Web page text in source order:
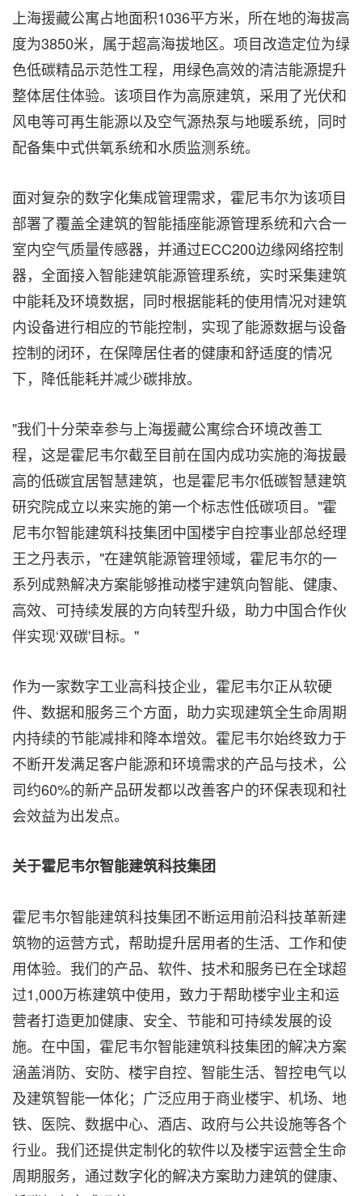
上海援藏公寓占地面积1036平方米，所在地的海拔高
度为3850米，属于超高海拔地区。项目改造定位为绿
色低碳精品示范性工程，用绿色高效的清洁能源提升
整体居住体验。该项目作为高原建筑，采用了光伏和
风电等可再生能源以及空气源热泵与地暖系统，同时
配备集中式供氧系统和水质监测系统。
面对复杂的数字化集成管理需求，霍尼韦尔为该项目
部署了覆盖全建筑的智能插座能源管理系统和六合一
室内空气质量传感器，并通过ECC200边缘网络控制
器，全面接入智能建筑能源管理系统，实时采集建筑
中能耗及环境数据，同时根据能耗的使用情况对建筑
内设备进行相应的节能控制，实现了能源数据与设备
控制的闭环，在保障居住者的健康和舒适度的情况
下，降低能耗并减少碳排放。
"我们十分荣幸参与上海援藏公寓综合环境改善工
程，这是霍尼韦尔截至目前在国内成功实施的海拔最
高的低碳宜居智慧建筑，也是霍尼韦尔低碳智慧建筑
研究院成立以来实施的第一个标志性低碳项目。"霍
尼韦尔智能建筑科技集团中国楼宇自控事业部总经理
王之丹表示，"在建筑能源管理领域，霍尼韦尔的一
系列成熟解决方案能够推动楼宇建筑向智能、健康、
高效、可持续发展的方向转型升级，助力中国合作伙
伴实现‘双碳'目标。"
作为一家数字工业高科技企业，霍尼韦尔正从软硬
件、数据和服务三个方面，助力实现建筑全生命周期
内持续的节能减排和降本增效。霍尼韦尔始终致力于
不断开发满足客户能源和环境需求的产品与技术，公
司约60%的新产品研发都以改善客户的环保表现和社
会效益为出发点。
关于霍尼韦尔智能建筑科技集团
霍尼韦尔智能建筑科技集团不断运用前沿科技革新建
筑物的运营方式，帮助提升居用者的生活、工作和使
用体验。我们的产品、软件、技术和服务已在全球超
过1,000万栋建筑中使用，致力于帮助楼宇业主和运
营者打造更加健康、安全、节能和可持续发展的设
施。在中国，霍尼韦尔智能建筑科技集团的解决方案
涵盖消防、安防、楼宇自控、智能生活、智控电气以
及建筑智能一体化；广泛应用于商业楼宇、机场、地
铁、医院、数据中心、酒店、政府与公共设施等各个
行业。我们还提供定制化的软件以及楼宇运营全生命
周期服务，通过数字化的解决方案助力建筑的健康、